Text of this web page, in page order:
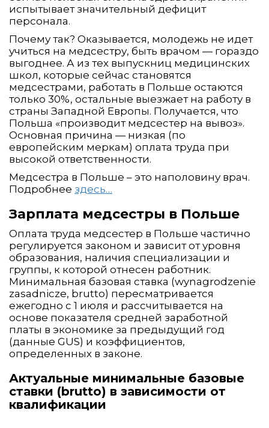
испытывает значительный дефицит
персонала.
Почему так? Оказывается, молодежь не идет
учиться на медсестру, быть врачом — гораздо
выгоднее. А из тех выпускниц медицинских
школ, которые сейчас становятся
медсестрами, работать в Польше остаются
только 30%, остальные выезжает на работу в
страны Западной Европы. Получается, что
Польша «производит медсестер на вывоз».
Основная причина — низкая (по
европейским меркам) оплата труда при
высокой ответственности.
Медсестра в Польше – это наполовину врач.
Подробнее здесь…
Зарплата медсестры в Польше
Оплата труда медсестер в Польше частично
регулируется законом и зависит от уровня
образования, наличия специализации и
группы, к которой отнесен работник.
Минимальная базовая ставка (wynagrodzenie
zasadnicze, brutto) пересматривается
ежегодно с 1 июля и рассчитывается на
основе показателя средней заработной
платы в экономике за предыдущий год
(данные GUS) и коэффициентов,
определенных в законе.
Актуальные минимальные базовые
ставки (brutto) в зависимости от
квалификации